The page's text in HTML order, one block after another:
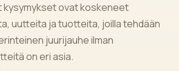
kysymykset ovat koskeneet
uutteita ja tuotteita, joilla tehdään
juurijauhe ilman
on eri asia.